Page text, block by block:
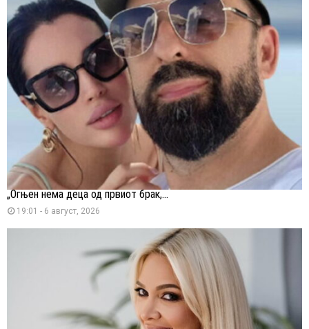
„Огњен нема деца од првиот брак,...
19:01 - 6 август, 2026